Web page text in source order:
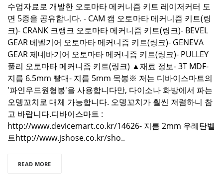
수업자료로 개발한 오토마타 메커니즘 키트 레이저커터 도
면 5종을 공유합니다. - CAM 캠 오토마타 메커니즘 키트(링
크)- CRANK 크랭크 오토마타 메커니즘 키트(링크)- BEVEL
GEAR 베벨기어 오토마타 메커니즘 키트(링크)- GENEVA
GEAR 제네바기어 오토마타 메커니즘 키트(링크)- PULLEY
풀리 오토마타 메커니즘 키트(링크) ▲재료 정보- 3T MDF-
지름 6.5mm 빨대- 지름 5mm 목봉※ 저는 디바이스마트의
'파인우드원형봉'을 사용합니다만, 다이소나 화방에서 파는
오뎅꼬치로 대체 가능합니다. 오뎅꼬치가 훨씬 저렴하니 참
고 바랍니다.디바이스마트 :
http://www.devicemart.co.kr/14626- 지름 2mm 우레탄벨
트http://www.jshose.co.kr/sho..
READ MORE